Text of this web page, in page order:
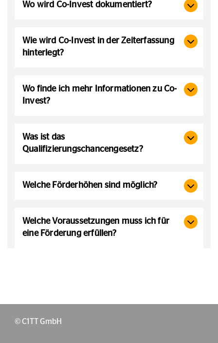
Wo wird Co-Invest dokumentiert?
Wie wird Co-Invest in der Zeiterfassung
hinterlegt?
Wo finde ich mehr Informationen zu Co-
Invest?
Was ist das
Qualifizierungschancengesetz?
Welche Förderhöhen sind möglich?
Welche Voraussetzungen muss ich für
eine Förderung erfüllen?
© C1TT GmbH